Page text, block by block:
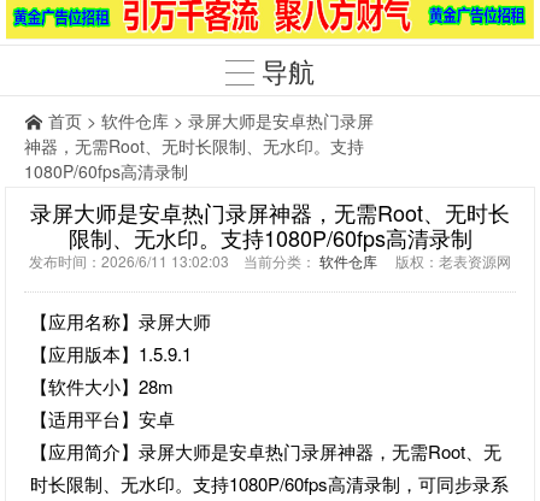
导航
首页 > 软件仓库 > 录屏大师是安卓热门录屏
神器，无需Root、无时长限制、无水印。支持
1080P/60fps高清录制
录屏大师是安卓热门录屏神器，无需Root、无时长
限制、无水印。支持1080P/60fps高清录制
发布时间：2026/6/11 13:02:03 当前分类： 软件仓库 版权：老表资源网
【应用名称】录屏大师
【应用版本】1.5.9.1
【软件大小】28m
【适用平台】安卓
【应用简介】录屏大师是安卓热门录屏神器，无需Root、无
时长限制、无水印。支持1080P/60fps高清录制，可同步录系